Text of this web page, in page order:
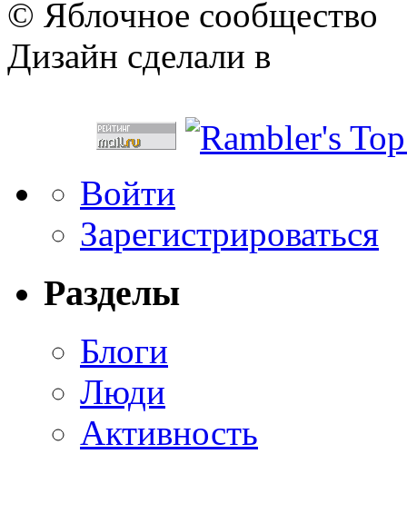
© Яблочное сообщество
Дизайн сделали в
Войти
Зарегистрироваться
Разделы
Блоги
Люди
Активность